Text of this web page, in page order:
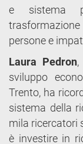
e sistema
persone e
Laura Pedron,
sviluppo
Trento, ha
sistema della
mila ricercatori
è investire in